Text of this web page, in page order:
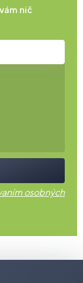
nič
osobných